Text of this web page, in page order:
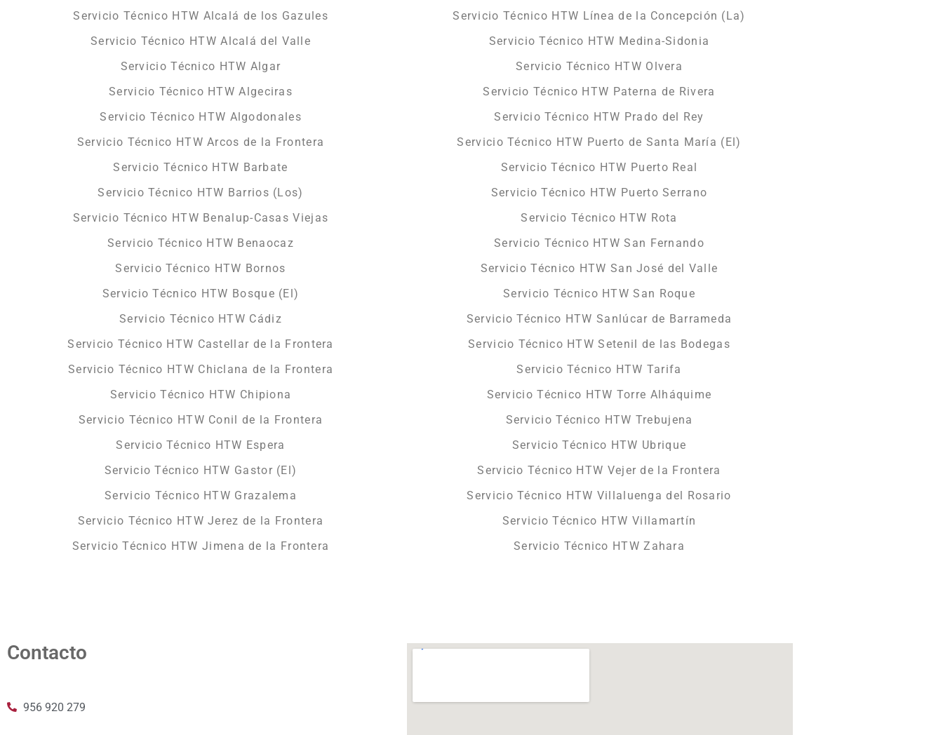
Servicio Técnico HTW Alcalá de los Gazules
Servicio Técnico HTW Alcalá del Valle
Servicio Técnico HTW Algar
Servicio Técnico HTW Algeciras
Servicio Técnico HTW Algodonales
Servicio Técnico HTW Arcos de la Frontera
Servicio Técnico HTW Barbate
Servicio Técnico HTW Barrios (Los)
Servicio Técnico HTW Benalup-Casas Viejas
Servicio Técnico HTW Benaocaz
Servicio Técnico HTW Bornos
Servicio Técnico HTW Bosque (El)
Servicio Técnico HTW Cádiz
Servicio Técnico HTW Castellar de la Frontera
Servicio Técnico HTW Chiclana de la Frontera
Servicio Técnico HTW Chipiona
Servicio Técnico HTW Conil de la Frontera
Servicio Técnico HTW Espera
Servicio Técnico HTW Gastor (El)
Servicio Técnico HTW Grazalema
Servicio Técnico HTW Jerez de la Frontera
Servicio Técnico HTW Jimena de la Frontera
Servicio Técnico HTW Línea de la Concepción (La)
Servicio Técnico HTW Medina-Sidonia
Servicio Técnico HTW Olvera
Servicio Técnico HTW Paterna de Rivera
Servicio Técnico HTW Prado del Rey
Servicio Técnico HTW Puerto de Santa María (El)
Servicio Técnico HTW Puerto Real
Servicio Técnico HTW Puerto Serrano
Servicio Técnico HTW Rota
Servicio Técnico HTW San Fernando
Servicio Técnico HTW San José del Valle
Servicio Técnico HTW San Roque
Servicio Técnico HTW Sanlúcar de Barrameda
Servicio Técnico HTW Setenil de las Bodegas
Servicio Técnico HTW Tarifa
Servicio Técnico HTW Torre Alháquime
Servicio Técnico HTW Trebujena
Servicio Técnico HTW Ubrique
Servicio Técnico HTW Vejer de la Frontera
Servicio Técnico HTW Villaluenga del Rosario
Servicio Técnico HTW Villamartín
Servicio Técnico HTW Zahara
Contacto
956 920 279